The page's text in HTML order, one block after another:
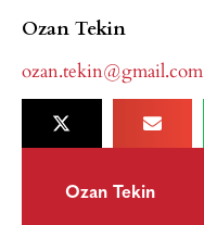
Ozan Tekin
ozan.tekin@gmail.com
Ozan Tekin